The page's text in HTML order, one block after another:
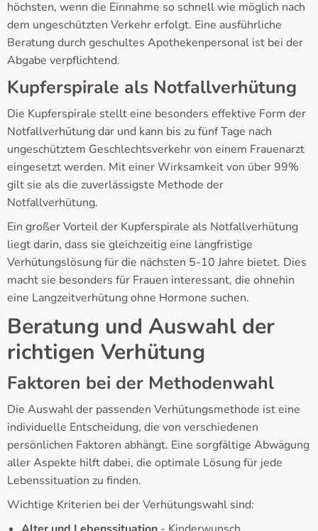
höchsten, wenn die Einnahme so schnell wie möglich nach
dem ungeschützten Verkehr erfolgt. Eine ausführliche
Beratung durch geschultes Apothekenpersonal ist bei der
Abgabe verpflichtend.
Kupferspirale als Notfallverhütung
Die Kupferspirale stellt eine besonders effektive Form der
Notfallverhütung dar und kann bis zu fünf Tage nach
ungeschütztem Geschlechtsverkehr von einem Frauenarzt
eingesetzt werden. Mit einer Wirksamkeit von über 99%
gilt sie als die zuverlässigste Methode der
Notfallverhütung.
Ein großer Vorteil der Kupferspirale als Notfallverhütung
liegt darin, dass sie gleichzeitig eine langfristige
Verhütungslösung für die nächsten 5-10 Jahre bietet. Dies
macht sie besonders für Frauen interessant, die ohnehin
eine Langzeitverhütung ohne Hormone suchen.
Beratung und Auswahl der
richtigen Verhütung
Faktoren bei der Methodenwahl
Die Auswahl der passenden Verhütungsmethode ist eine
individuelle Entscheidung, die von verschiedenen
persönlichen Faktoren abhängt. Eine sorgfältige Abwägung
aller Aspekte hilft dabei, die optimale Lösung für jede
Lebenssituation zu finden.
Wichtige Kriterien bei der Verhütungswahl sind: